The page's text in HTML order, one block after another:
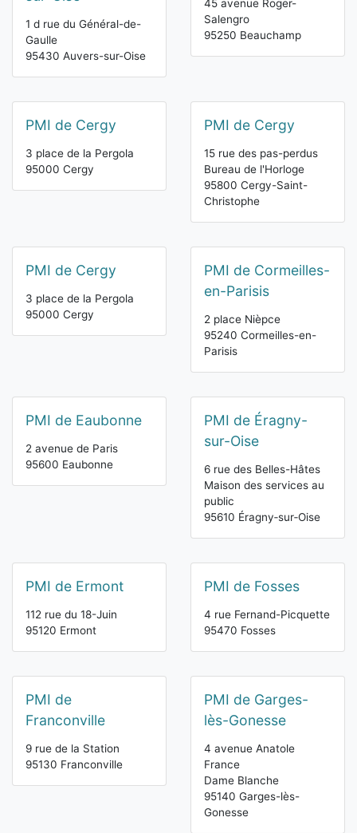
1 d rue du Général-de-
Gaulle
95430 Auvers-sur-Oise
45 avenue Roger-
Salengro
95250 Beauchamp
PMI de Cergy
3 place de la Pergola
95000 Cergy
PMI de Cergy
15 rue des pas-perdus
Bureau de l'Horloge
95800 Cergy-Saint-
Christophe
PMI de Cergy
3 place de la Pergola
95000 Cergy
PMI de Cormeilles-
en-Parisis
2 place Nièpce
95240 Cormeilles-en-
Parisis
PMI de Eaubonne
2 avenue de Paris
95600 Eaubonne
PMI de Éragny-
sur-Oise
6 rue des Belles-Hâtes
Maison des services au
public
95610 Éragny‑sur‑Oise
PMI de Ermont
112 rue du 18-Juin
95120 Ermont
PMI de Fosses
4 rue Fernand-Picquette
95470 Fosses
PMI de
Franconville
9 rue de la Station
95130 Franconville
PMI de Garges-
lès-Gonesse
4 avenue Anatole
France
Dame Blanche
95140 Garges-lès-
Gonesse